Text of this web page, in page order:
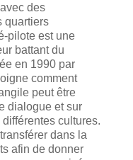
des
quartiers
pilote est une
battant du
en 1990 par
comment
peut être
dialogue et sur
différentes cultures.
dans la
afin de donner